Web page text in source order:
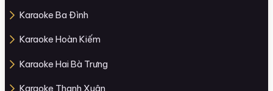
Karaoke Ba Đình
Karaoke Hoàn Kiếm
Karaoke Hai Bà Trưng
Karaoke Thanh Xuân